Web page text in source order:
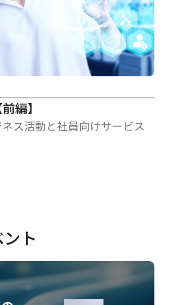
編】
ス活動と社員向けサービス
ト